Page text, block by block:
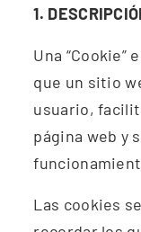
1.
Una “Cookie”
que un sitio
usuario,
página web y
Las cookies